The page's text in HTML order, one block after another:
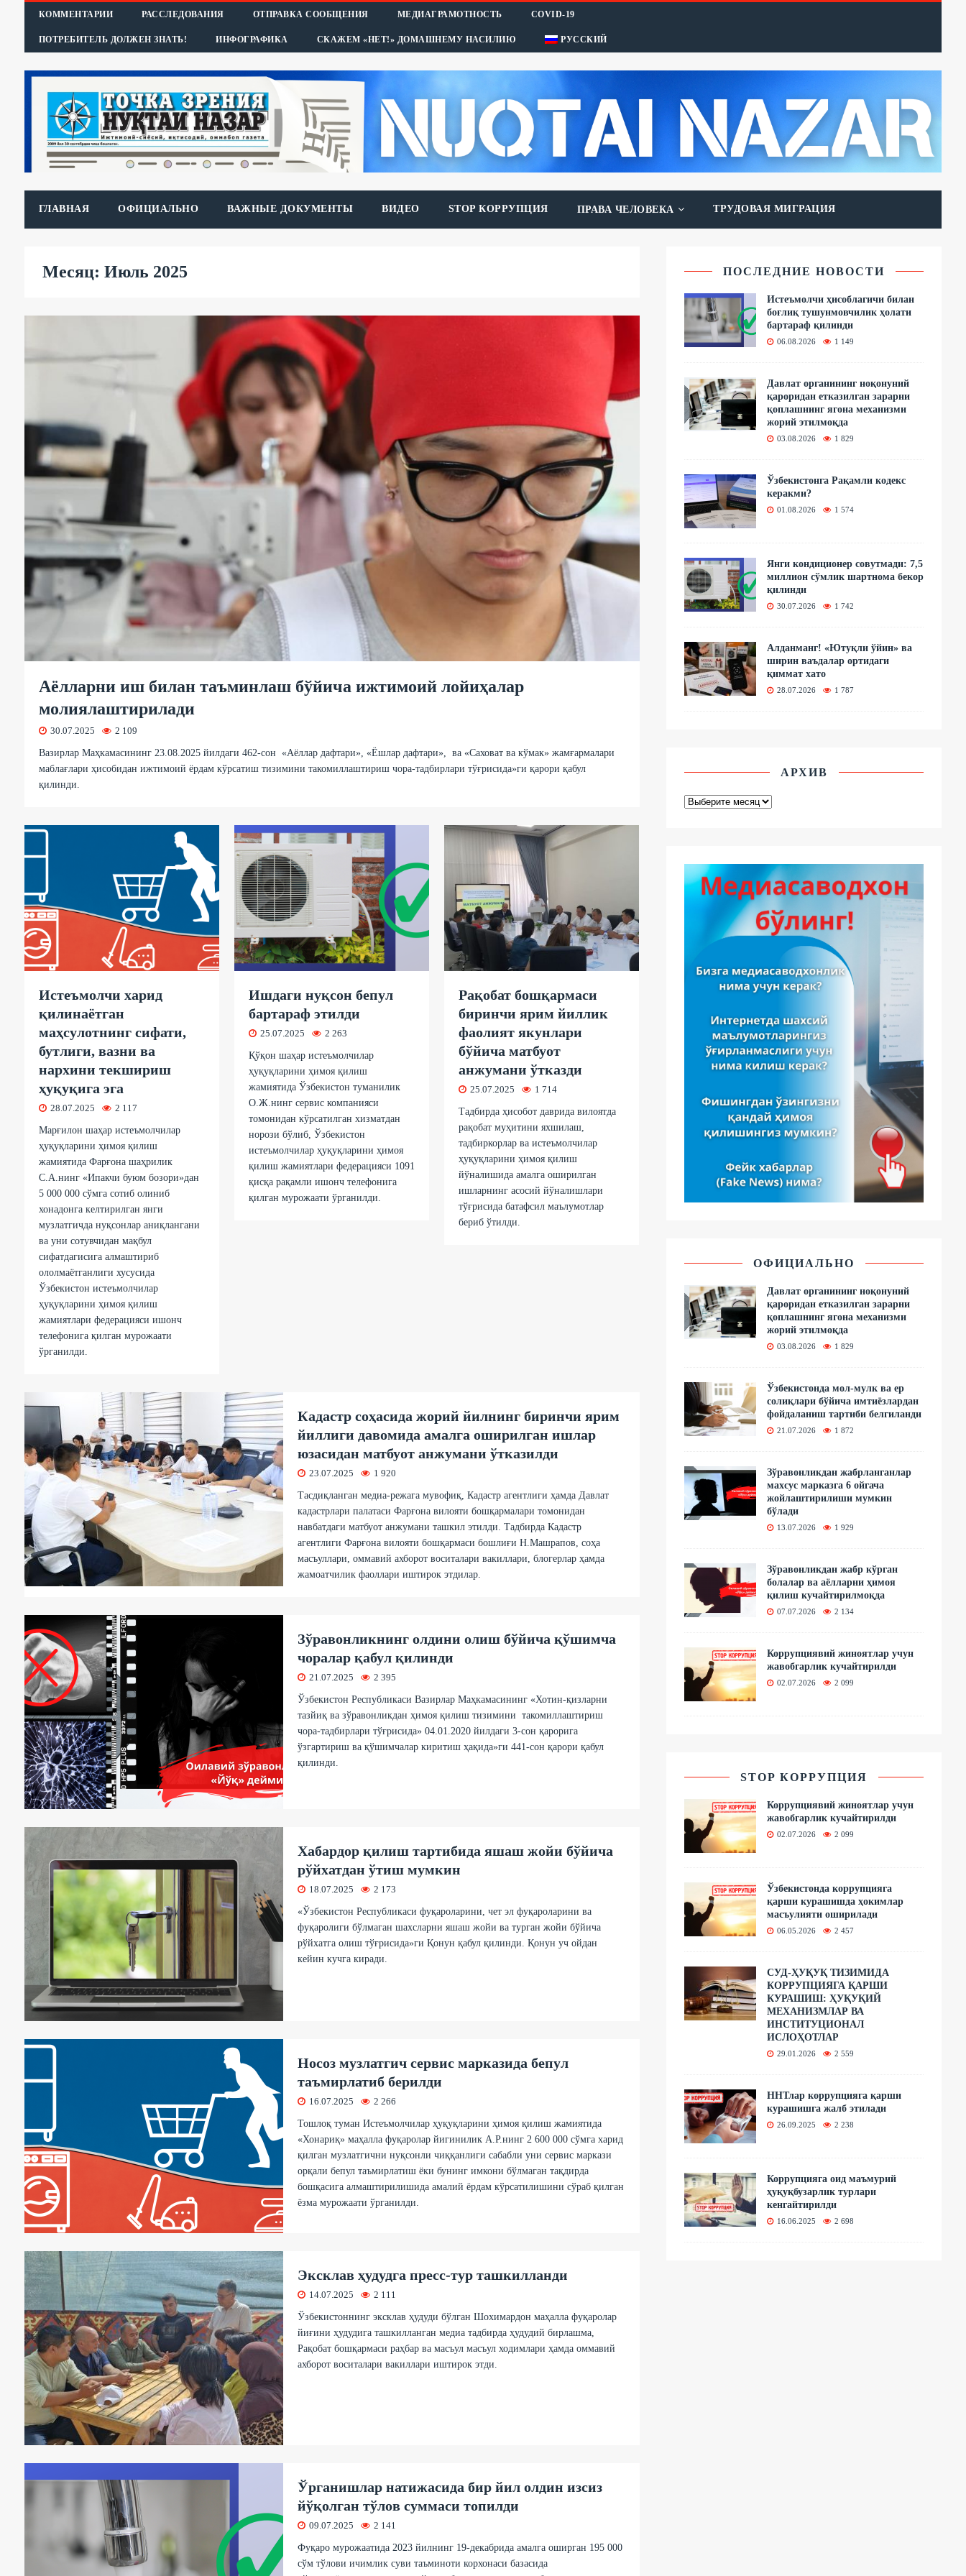
КОММЕНТАРИИ РАССЛЕДОВАНИЯ ОТПРАВКА СООБЩЕНИЯ МЕДИАГРАМОТНОСТЬ COVID-19
ПОТРЕБИТЕЛЬ ДОЛЖЕН ЗНАТЬ! ИНФОГРАФИКА СКАЖЕМ «НЕТ!» ДОМАШНЕМУ НАСИЛИЮ РУССКИЙ
ГЛАВНАЯ ОФИЦИАЛЬНО ВАЖНЫЕ ДОКУМЕНТЫ ВИДЕО STOP КОРРУПЦИЯ ПРАВА ЧЕЛОВЕКА ТРУДОВАЯ МИГРАЦИЯ
Месяц: Июль 2025
Аёлларни иш билан таъминлаш бўйича ижтимоий лойиҳалар
молиялаштирилади
30.07.2025 2 109
Вазирлар Маҳкамасининг 23.08.2025 йилдаги 462-сон «Аёллар дафтари», «Ёшлар дафтари», ва «Саховат ва кўмак» жамғармалари
маблағлари ҳисобидан ижтимоий ёрдам кўрсатиш тизимини такомиллаштириш чора-тадбирлари тўғрисида»ги қарори қабул
қилинди.
Истеъмолчи харид
қилинаётган
маҳсулотнинг сифати,
бутлиги, вазни ва
нархини текшириш
ҳуқуқига эга
28.07.2025 2 117
Марғилон шаҳар истеъмолчилар
ҳуқуқларини ҳимоя қилиш
жамиятида Фарғона шаҳрилик
С.А.нинг «Ипакчи буюм бозори»дан
5 000 000 сўмга сотиб олиниб
хонадонга келтирилган янги
музлатгичда нуқсонлар аниқлангани
ва уни сотувчидан мақбул
сифатдагисига алмаштириб
ололмаётганлиги хусусида
Ўзбекистон истеъмолчилар
ҳуқуқларини ҳимоя қилиш
жамиятлари федерацияси ишонч
телефонига қилган мурожаати
ўрганилди.
Ишдаги нуқсон бепул
бартараф этилди
25.07.2025 2 263
Қўқон шаҳар истеъмолчилар
ҳуқуқларини ҳимоя қилиш
жамиятида Ўзбекистон туманилик
О.Ж.нинг сервис компанияси
томонидан кўрсатилган хизматдан
норози бўлиб, Ўзбекистон
истеъмолчилар ҳуқуқларини ҳимоя
қилиш жамиятлари федерацияси 1091
қисқа рақамли ишонч телефонига
қилган мурожаати ўрганилди.
Рақобат бошқармаси
биринчи ярим йиллик
фаолият якунлари
бўйича матбуот
анжумани ўтказди
25.07.2025 1 714
Тадбирда ҳисобот даврида вилоятда
рақобат муҳитини яхшилаш,
тадбиркорлар ва истеъмолчилар
ҳуқуқларини ҳимоя қилиш
йўналишида амалга оширилган
ишларнинг асосий йўналишлари
тўғрисида батафсил маълумотлар
бериб ўтилди.
Кадастр соҳасида жорий йилнинг биринчи ярим
йиллиги давомида амалга оширилган ишлар
юзасидан матбуот анжумани ўтказилди
23.07.2025 1 920
Тасдиқланган медиа-режага мувофиқ, Кадастр агентлиги ҳамда Давлат
кадастрлари палатаси Фарғона вилояти бошқармалари томонидан
навбатдаги матбуот анжумани ташкил этилди. Тадбирда Кадастр
агентлиги Фарғона вилояти бошқармаси бошлиғи Н.Машрапов, соҳа
масъуллари, оммавий ахборот воситалари вакиллари, блогерлар ҳамда
жамоатчилик фаоллари иштирок этдилар.
Зўравонликнинг олдини олиш бўйича қўшимча
чоралар қабул қилинди
21.07.2025 2 395
Ўзбекистон Республикаси Вазирлар Маҳкамасининг «Хотин-қизларни
тазйиқ ва зўравонликдан ҳимоя қилиш тизимини такомиллаштириш
чора-тадбирлари тўғрисида» 04.01.2020 йилдаги 3-сон қарорига
ўзгартириш ва қўшимчалар киритиш ҳақида»ги 441-сон қарори қабул
қилинди.
Хабардор қилиш тартибида яшаш жойи бўйича
рўйхатдан ўтиш мумкин
18.07.2025 2 173
«Ўзбекистон Республикаси фуқароларини, чет эл фуқароларини ва
фуқаролиги бўлмаган шахсларни яшаш жойи ва турган жойи бўйича
рўйхатга олиш тўғрисида»ги Қонун қабул қилинди. Қонун уч ойдан
кейин кучга киради.
Носоз музлатгич сервис марказида бепул
таъмирлатиб берилди
16.07.2025 2 266
Тошлоқ туман Истеъмолчилар ҳуқуқларини ҳимоя қилиш жамиятида
«Хонариқ» маҳалла фуқаролар йигинилик А.Р.нинг 2 600 000 сўмга харид
қилган музлатгични нуқсонли чиққанлиги сабабли уни сервис маркази
орқали бепул таъмирлатиш ёки бунинг имкони бўлмаган тақдирда
бошқасига алмаштирилишида амалий ёрдам кўрсатилишини сўраб қилган
ёзма мурожаати ўрганилди.
Эксклав ҳудудга пресс-тур ташкилланди
14.07.2025 2 111
Ўзбекистоннинг эксклав ҳудуди бўлган Шохимардон маҳалла фуқаролар
йиғини ҳудудига ташкилланган медиа тадбирда ҳудудий бирлашма,
Рақобат бошқармаси раҳбар ва масъул масъул ходимлари ҳамда оммавий
ахборот воситалари вакиллари иштирок этди.
Ўрганишлар натижасида бир йил олдин изсиз
йўқолган тўлов суммаси топилди
09.07.2025 2 141
Фуқаро мурожаатида 2023 йилнинг 19-декабрида амалга оширган 195 000
сўм тўлови ичимлик суви таъминоти корхонаси базасида
ПОСЛЕДНИЕ НОВОСТИ
Истеъмолчи ҳисоблагичи билан
боғлиқ тушунмовчилик ҳолати
бартараф қилинди
06.08.2026 1 149
Давлат органининг ноқонуний
қароридан етказилган зарарни
қоплашнинг ягона механизми
жорий этилмоқда
03.08.2026 1 829
Ўзбекистонга Рақамли кодекс
керакми?
01.08.2026 1 574
Янги кондиционер совутмади: 7,5
миллион сўмлик шартнома бекор
қилинди
30.07.2026 1 742
Алданманг! «Ютуқли ўйин» ва
ширин ваъдалар ортидаги
қиммат хато
28.07.2026 1 787
АРХИВ
ОФИЦИАЛЬНО
Давлат органининг ноқонуний
қароридан етказилган зарарни
қоплашнинг ягона механизми
жорий этилмоқда
03.08.2026 1 829
Ўзбекистонда мол-мулк ва ер
солиқлари бўйича имтиёзлардан
фойдаланиш тартиби белгиланди
21.07.2026 1 872
Зўравонликдан жабрланганлар
махсус марказга 6 ойгача
жойлаштирилиши мумкин
бўлади
13.07.2026 1 929
Зўравонликдан жабр кўрган
болалар ва аёлларни ҳимоя
қилиш кучайтирилмоқда
07.07.2026 2 134
Коррупциявий жиноятлар учун
жавобгарлик кучайтирилди
02.07.2026 2 099
STOP КОРРУПЦИЯ
Коррупциявий жиноятлар учун
жавобгарлик кучайтирилди
02.07.2026 2 099
Ўзбекистонда коррупцияга
қарши курашишда ҳокимлар
масъулияти оширилади
06.05.2026 2 457
СУД-ҲУҚУҚ ТИЗИМИДА
КОРРУПЦИЯГА ҚАРШИ
КУРАШИШ: ҲУҚУҚИЙ
МЕХАНИЗМЛАР ВА
ИНСТИТУЦИОНАЛ
ИСЛОҲОТЛАР
29.01.2026 2 559
ННТлар коррупцияга қарши
курашишга жалб этилади
26.09.2025 2 238
Коррупцияга оид маъмурий
ҳуқуқбузарлик турлари
кенгайтирилди
16.06.2025 2 698